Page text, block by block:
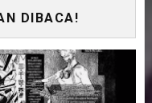
DIBACA!